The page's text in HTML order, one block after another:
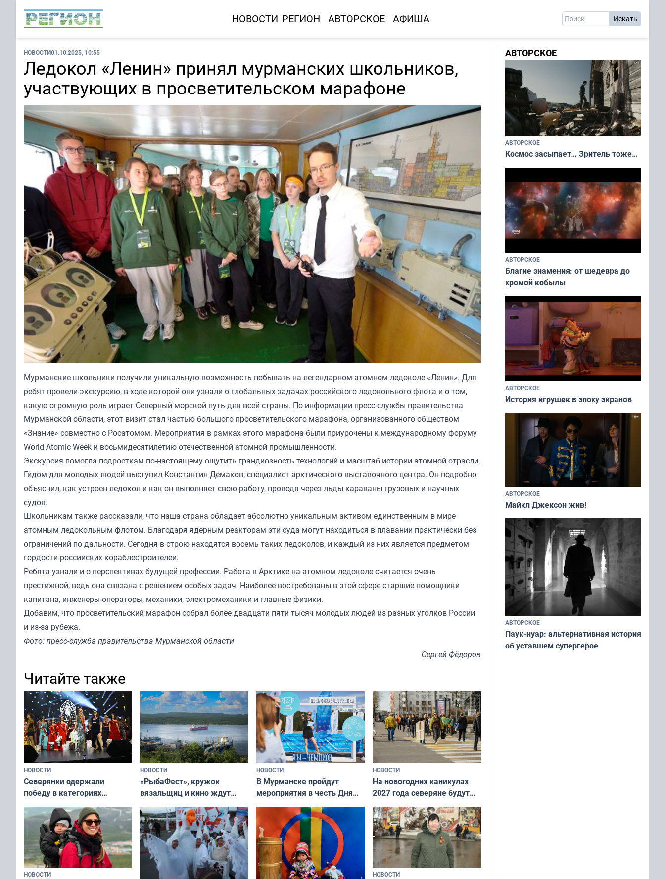
НОВОСТИ РЕГИОН АВТОРСКОЕ АФИША
НОВОСТИ01.10.2025, 10:55
Ледокол «Ленин» принял мурманских школьников,
участвующих в просветительском марафоне
Мурманские школьники получили уникальную возможность побывать на легендарном атомном ледоколе «Ленин». Для
ребят провели экскурсию, в ходе которой они узнали о глобальных задачах российского ледокольного флота и о том,
какую огромную роль играет Северный морской путь для всей страны. По информации пресс-службы правительства
Мурманской области, этот визит стал частью большого просветительского марафона, организованного обществом
«Знание» совместно с Росатомом. Мероприятия в рамках этого марафона были приурочены к международному форуму
World Atomic Week и восьмидесятилетию отечественной атомной промышленности.
Экскурсия помогла подросткам по-настоящему ощутить грандиозность технологий и масштаб истории атомной отрасли.
Гидом для молодых людей выступил Константин Демаков, специалист арктического выставочного центра. Он подробно
объяснил, как устроен ледокол и как он выполняет свою работу, проводя через льды караваны грузовых и научных
судов.
Школьникам также рассказали, что наша страна обладает абсолютно уникальным активом единственным в мире
атомным ледокольным флотом. Благодаря ядерным реакторам эти суда могут находиться в плавании практически без
ограничений по дальности. Сегодня в строю находятся восемь таких ледоколов, и каждый из них является предметом
гордости российских кораблестроителей.
Ребята узнали и о перспективах будущей профессии. Работа в Арктике на атомном ледоколе считается очень
престижной, ведь она связана с решением особых задач. Наиболее востребованы в этой сфере старшие помощники
капитана, инженеры-операторы, механики, электромеханики и главные физики.
Добавим, что просветительский марафон собрал более двадцати пяти тысяч молодых людей из разных уголков России
и из-за рубежа.
Фото: пресс-служба правительства Мурманской области
Сергей Фёдоров
Читайте также
НОВОСТИ
Северянки одержали
победу в категориях
всероссийского конкурса
«Мисс и Миссис Великая
Русь»
НОВОСТИ
«РыбаФест», кружок
вязальщиц и кино ждут
мурманчан в эти выходные
НОВОСТИ
В Мурманске пройдут
мероприятия в честь Дня
физкультурника
НОВОСТИ
На новогодних каникулах
2027 года северяне будут
отдыхать 11 дней
НОВОСТИ НОВОСТИ
АВТОРСКОЕ
АВТОРСКОЕ
Космос засыпает… Зритель тоже…
АВТОРСКОЕ
Благие знамения: от шедевра до
хромой кобылы
АВТОРСКОЕ
История игрушек в эпоху экранов
АВТОРСКОЕ
Майкл Джексон жив!
АВТОРСКОЕ
Паук-нуар: альтернативная история
об уставшем супергерое